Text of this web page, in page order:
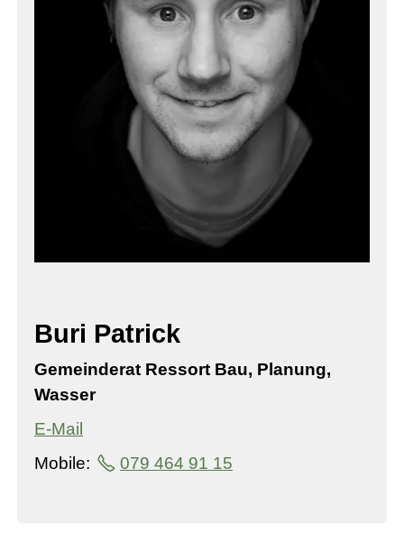
Buri Patrick
Gemeinderat Ressort Bau, Planung,
Wasser
E-Mail
Mobile:
079 464 91 15